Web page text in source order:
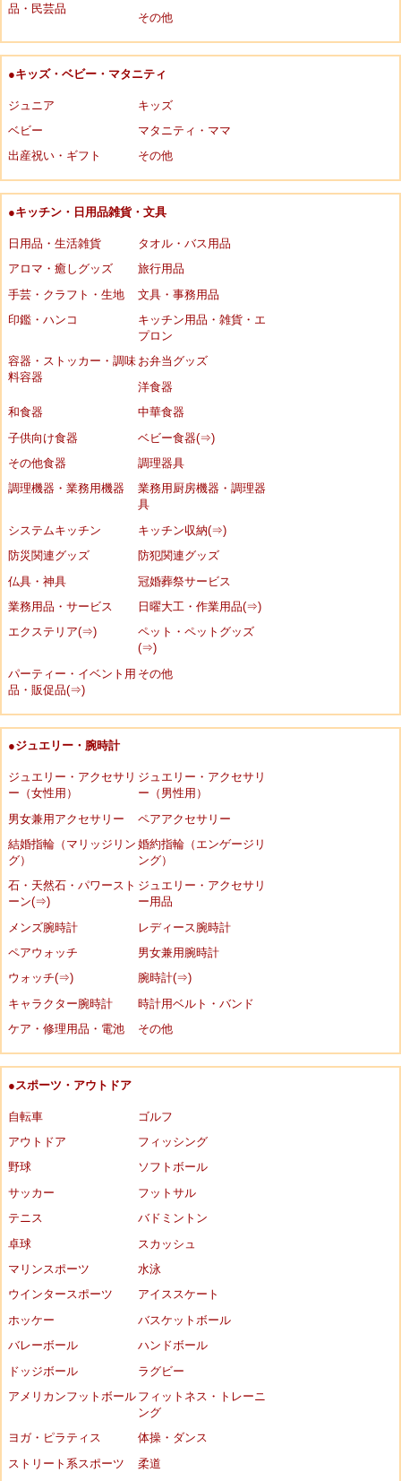
品・民芸品
その他
●キッズ・ベビー・マタニティ
ジュニア
キッズ
ベビー
マタニティ・ママ
出産祝い・ギフト
その他
●キッチン・日用品雑貨・文具
日用品・生活雑貨
タオル・バス用品
アロマ・癒しグッズ
旅行用品
手芸・クラフト・生地
文具・事務用品
印鑑・ハンコ
キッチン用品・雑貨・エ
プロン
容器・ストッカー・調味
料容器
お弁当グッズ
洋食器
和食器
中華食器
子供向け食器
ベビー食器(⇒)
その他食器
調理器具
調理機器・業務用機器
業務用厨房機器・調理器
具
システムキッチン
キッチン収納(⇒)
防災関連グッズ
防犯関連グッズ
仏具・神具
冠婚葬祭サービス
業務用品・サービス
日曜大工・作業用品(⇒)
エクステリア(⇒)
ペット・ペットグッズ
(⇒)
パーティー・イベント用
品・販促品(⇒)
その他
●ジュエリー・腕時計
ジュエリー・アクセサリ
ー（女性用）
ジュエリー・アクセサリ
ー（男性用）
男女兼用アクセサリー
ペアアクセサリー
結婚指輪（マリッジリン
グ）
婚約指輪（エンゲージリ
ング）
石・天然石・パワースト
ーン(⇒)
ジュエリー・アクセサリ
ー用品
メンズ腕時計
レディース腕時計
ペアウォッチ
男女兼用腕時計
ウォッチ(⇒)
腕時計(⇒)
キャラクター腕時計
時計用ベルト・バンド
ケア・修理用品・電池
その他
●スポーツ・アウトドア
自転車
ゴルフ
アウトドア
フィッシング
野球
ソフトボール
サッカー
フットサル
テニス
バドミントン
卓球
スカッシュ
マリンスポーツ
水泳
ウインタースポーツ
アイススケート
ホッケー
バスケットボール
バレーボール
ハンドボール
ドッジボール
ラグビー
アメリカンフットボール フィットネス・トレーニ
ング
ヨガ・ピラティス
体操・ダンス
ストリート系スポーツ
柔道